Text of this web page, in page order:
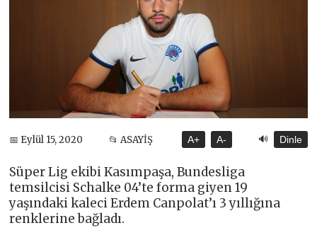
📅 Eylül 15, 2020 📂 ASAYİŞ A+ A- 🔊 Dinle
Süper Lig ekibi Kasımpaşa, Bundesliga
temsilcisi Schalke 04’te forma giyen 19
yaşındaki kaleci Erdem Canpolat’ı 3 yıllığına
renklerine bağladı.